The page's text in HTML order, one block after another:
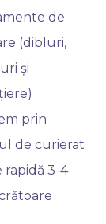
de
(dibluri,
și
prin
de curierat
rapidă 3-4